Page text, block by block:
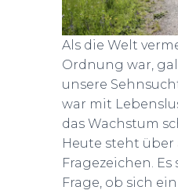
Als die Welt
Ordnung war,
unsere
war mit
das Wachstum
Heute steht über
Fragezeichen.
Frage, ob sich